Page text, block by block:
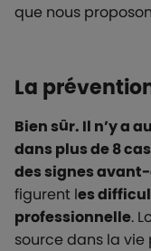
que nous
La
Bien sûr. Il n’y a
dans plus de 8
des signes
figurent les
professionnelle.
source dans la vie